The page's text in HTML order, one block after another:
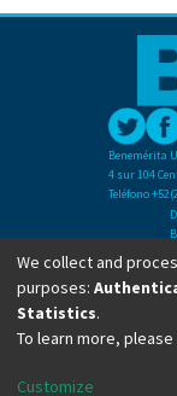
Benemérita
4 sur 104
Teléfono
Copyright
We collect and
purposes:
Statistics.
To learn more,
Customize